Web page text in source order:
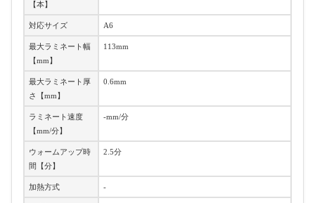
【本】
対応サイズ A6
最大ラミネート幅
【mm】
113mm
最大ラミネート厚
さ【mm】
0.6mm
ラミネート速度
【mm/分】
-mm/分
ウォームアップ時
間【分】
2.5分
加熱方式 -